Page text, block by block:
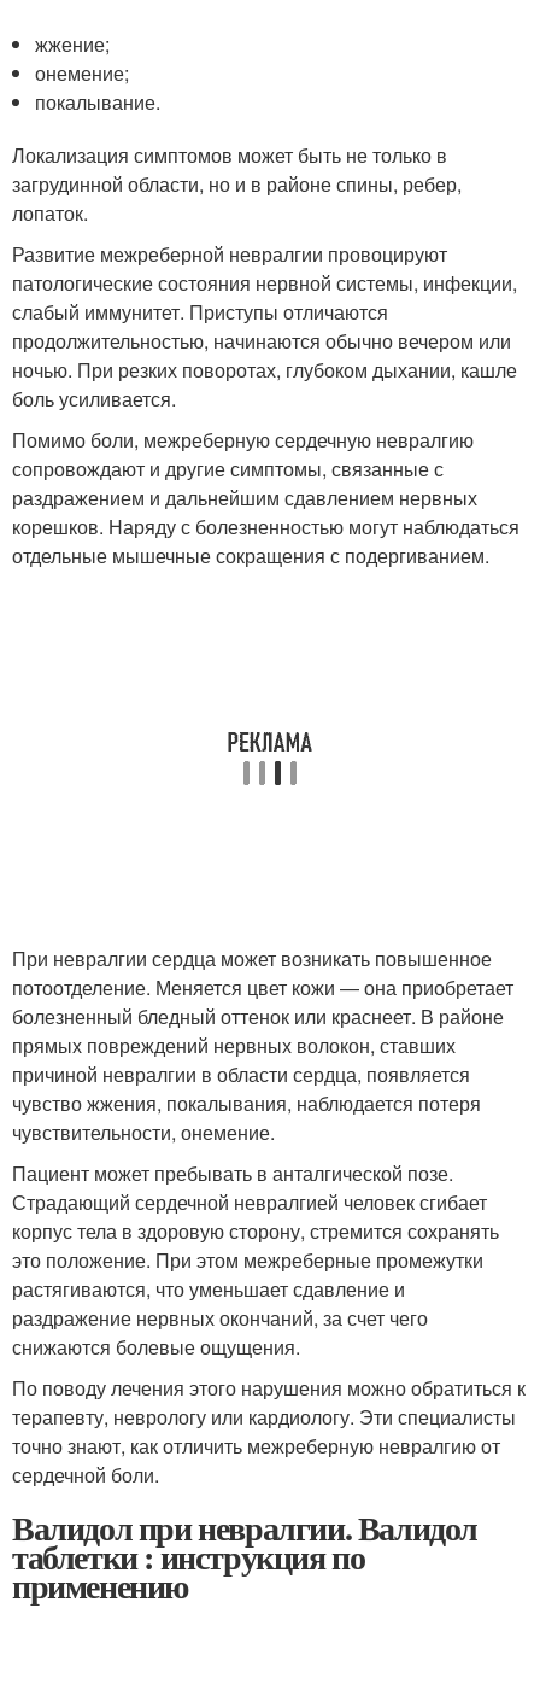
жжение;
онемение;
покалывание.
Локализация симптомов может быть не только в
загрудинной области, но и в районе спины, ребер,
лопаток.
Развитие межреберной невралгии провоцируют
патологические состояния нервной системы, инфекции,
слабый иммунитет. Приступы отличаются
продолжительностью, начинаются обычно вечером или
ночью. При резких поворотах, глубоком дыхании, кашле
боль усиливается.
Помимо боли, межреберную сердечную невралгию
сопровождают и другие симптомы, связанные с
раздражением и дальнейшим сдавлением нервных
корешков. Наряду с болезненностью могут наблюдаться
отдельные мышечные сокращения с подергиванием.
При невралгии сердца может возникать повышенное
потоотделение. Меняется цвет кожи — она приобретает
болезненный бледный оттенок или краснеет. В районе
прямых повреждений нервных волокон, ставших
причиной невралгии в области сердца, появляется
чувство жжения, покалывания, наблюдается потеря
чувствительности, онемение.
Пациент может пребывать в анталгической позе.
Страдающий сердечной невралгией человек сгибает
корпус тела в здоровую сторону, стремится сохранять
это положение. При этом межреберные промежутки
растягиваются, что уменьшает сдавление и
раздражение нервных окончаний, за счет чего
снижаются болевые ощущения.
По поводу лечения этого нарушения можно обратиться к
терапевту, неврологу или кардиологу. Эти специалисты
точно знают, как отличить межреберную невралгию от
сердечной боли.
Валидол при невралгии. Валидол
таблетки : инструкция по
применению